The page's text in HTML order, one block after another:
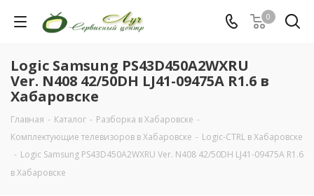
0
Logic Samsung PS43D450A2WXRU
Ver. N408 42/50DH LJ41-09475A R1.6 в
Хабаровске
Главная - Каталог - Разборка в Хабаровске -
Комплектующие телевизоров в Хабаровске - Logic-CTRL в Хабаровске
- Logic Samsung PS43D450A2WXRU Ver. N408 42/50DH LJ41-09475A R1.6
в Хабаровске